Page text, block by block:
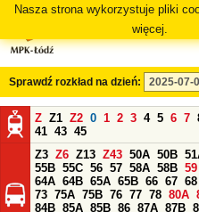
Nasza strona wykorzystuje pliki
więcej.
Sprawdź rozkład na dzień:
Z Z1 Z2 0 1 2 3 4 5 6 7
41 43 45
Z3 Z6 Z13 Z43 50A 50B
55B 55C 56 57 58A 58B 59
64A 64B 65A 65B 66 67 68
73 75A 75B 76 77 78 80A
84B 85A 85B 86 87A 87B